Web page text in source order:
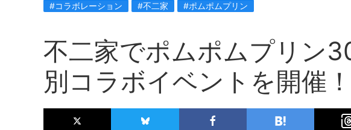
#コラボレーション #不二家 #ポムポムプリン
不二家でポムポムプリン
別コラボイベントを開催！